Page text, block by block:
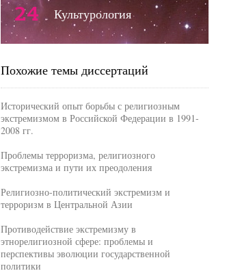
24 Культурология
Похожие темы диссертаций
Исторический опыт борьбы с религиозным
экстремизмом в Российской Федерации в 1991-
2008 гг.
Проблемы терроризма, религиозного
экстремизма и пути их преодоления
Религиозно-политический экстремизм и
терроризм в Центральной Азии
Противодействие экстремизму в
этнорелигиозной сфере: проблемы и
перспективы эволюции государственной
политики